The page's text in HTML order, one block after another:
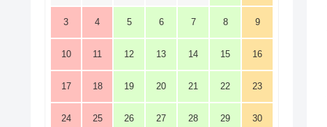
3 4 5 6 7 8 9
10 11 12 13 14 15 16
17 18 19 20 21 22 23
24 25 26 27 28 29 30